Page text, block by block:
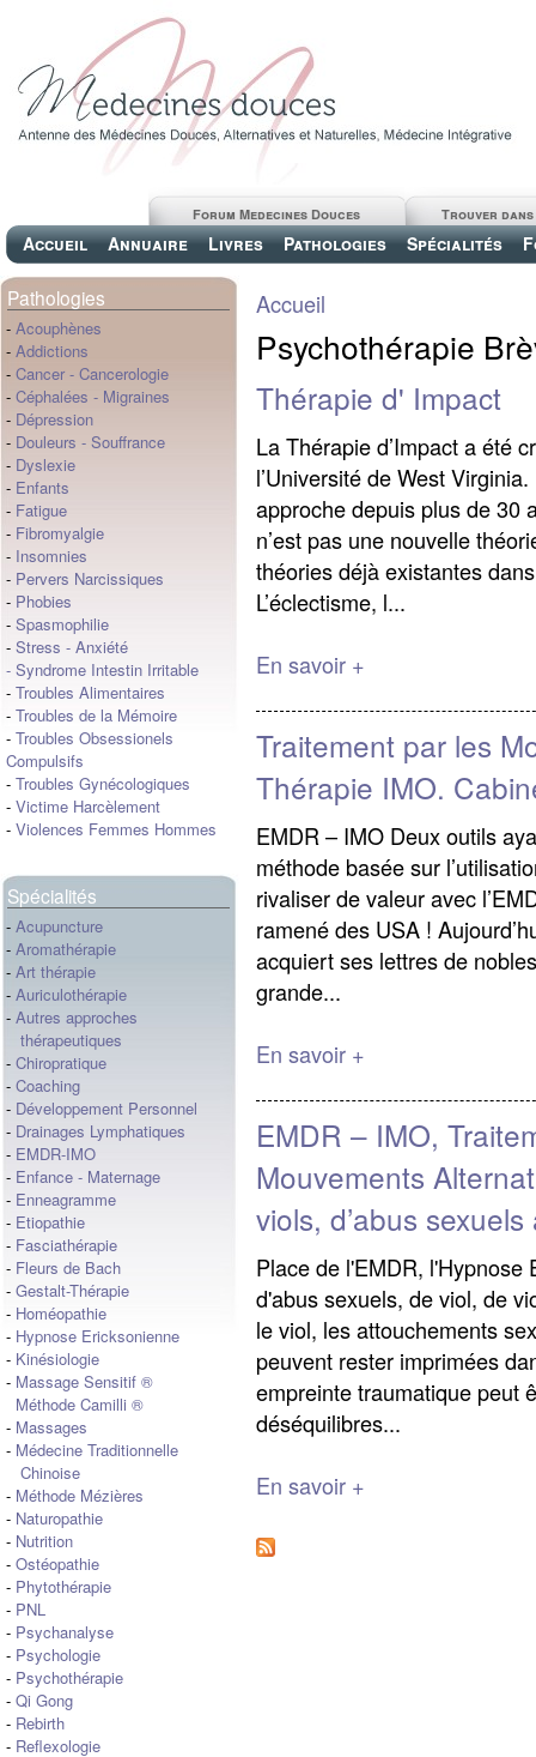
Accueil Annuaire Livres Pathologies Spécialités
Trouver
Forum Medecines Douces
Pathologies
- Acouphènes
- Addictions
- Cancer - Cancerologie
- Céphalées - Migraines
- Dépression
- Douleurs - Souffrance
- Dyslexie
- Enfants
- Fatigue
- Fibromyalgie
- Insomnies
- Pervers Narcissiques
- Phobies
- Spasmophilie
- Stress - Anxiété
- Syndrome Intestin Irritable
- Troubles Alimentaires
- Troubles de la Mémoire
- Troubles Obsessionels
Compulsifs
- Troubles Gynécologiques
- Victime Harcèlement
- Violences Femmes Hommes
Spécialités
- Acupuncture
- Aromathérapie
- Art thérapie
- Auriculothérapie
- Autres approches
thérapeutiques
- Chiropratique
- Coaching
- Développement Personnel
- Drainages Lymphatiques
- EMDR-IMO
- Enfance - Maternage
- Enneagramme
- Etiopathie
- Fasciathérapie
- Fleurs de Bach
- Gestalt-Thérapie
- Homéopathie
- Hypnose Ericksonienne
- Kinésiologie
- Massage Sensitif ®
Méthode Camilli ®
- Massages
- Médecine Traditionnelle
Chinoise
- Méthode Mézières
- Naturopathie
- Nutrition
- Ostéopathie
- Phytothérapie
- PNL
- Psychanalyse
- Psychologie
- Psychothérapie
- Qi Gong
- Rebirth
- Reflexologie
Accueil
Psychothérapie
Thérapie d' Impact
La Thérapie d’Impact a été
l’Université de West
approche depuis plus de 30
n’est pas une nouvelle
théories déjà existantes
L’éclectisme, l...
En savoir +
Traitement par les
Thérapie IMO.
EMDR – IMO Deux outils
méthode basée sur
rivaliser de valeur avec
ramené des USA !
acquiert ses lettres de
grande...
En savoir +
EMDR – IMO,
Mouvements
viols, d’abus
Place de l'EMDR, l'Hypnose
d'abus sexuels, de viol, de
le viol, les attouchements
peuvent rester imprimées
empreinte traumatique peut
déséquilibres...
En savoir +